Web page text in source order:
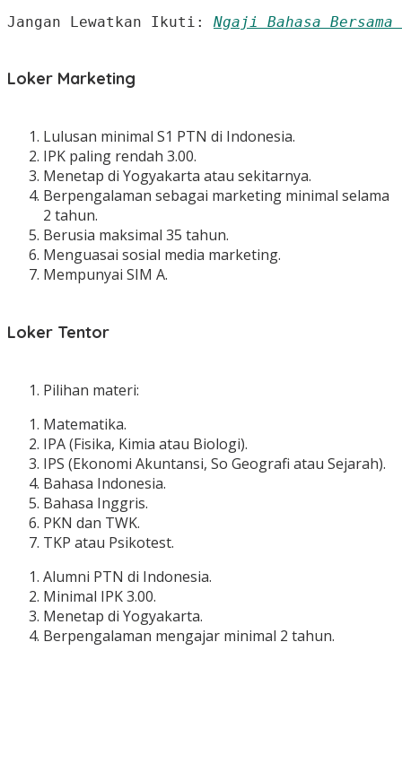
Jangan Lewatkan Ikuti: Ngaji Bahasa Bersama
Loker Marketing
Lulusan minimal S1 PTN di Indonesia.
IPK paling rendah 3.00.
Menetap di Yogyakarta atau sekitarnya.
Berpengalaman sebagai marketing minimal selama
2 tahun.
Berusia maksimal 35 tahun.
Menguasai sosial media marketing.
Mempunyai SIM A.
Loker Tentor
Pilihan materi:
Matematika.
IPA (Fisika, Kimia atau Biologi).
IPS (Ekonomi Akuntansi, So Geografi atau Sejarah).
Bahasa Indonesia.
Bahasa Inggris.
PKN dan TWK.
TKP atau Psikotest.
Alumni PTN di Indonesia.
Minimal IPK 3.00.
Menetap di Yogyakarta.
Berpengalaman mengajar minimal 2 tahun.